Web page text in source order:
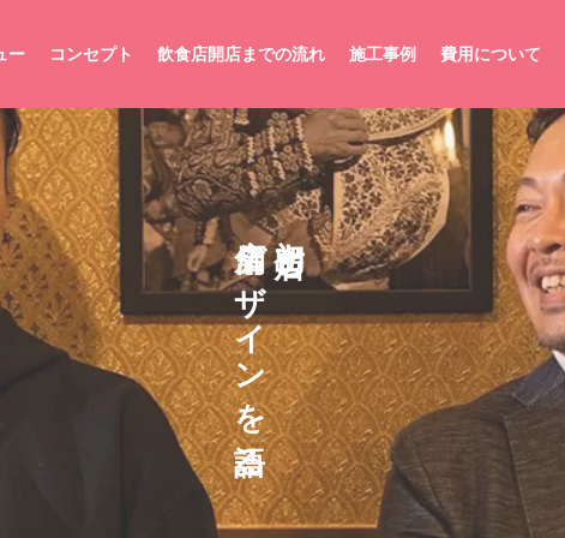
ー コンセプト 飲食店開店までの流れ 施工事例 費用について
初
出
店
と
デ
ザ
イ
ン
を
語
る
。